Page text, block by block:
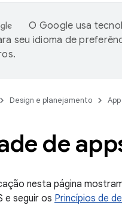
O Google usa
seu idioma de
Design e planejamento
de
nesta página
e seguir os Princípios de